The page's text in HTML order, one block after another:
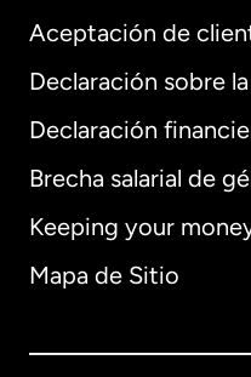
Aceptación de
Declaración sobre
Declaración
Brecha salarial de
Keeping your
Mapa de Sitio